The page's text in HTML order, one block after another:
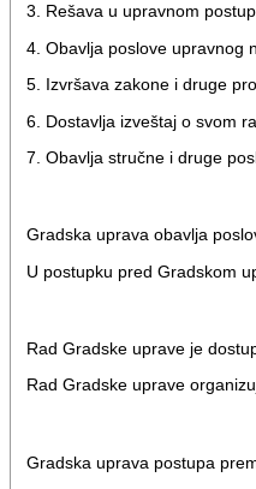
3. Rešava u upravnom
4. Obavlja poslove upravnog
5. Izvršava zakone i druge
6. Dostavlja izveštaj o svom
7. Obavlja stručne i druge
Gradska uprava obavlja
U postupku pred Gradskom
Rad Gradske uprave je
Rad Gradske uprave
Gradska uprava postupa